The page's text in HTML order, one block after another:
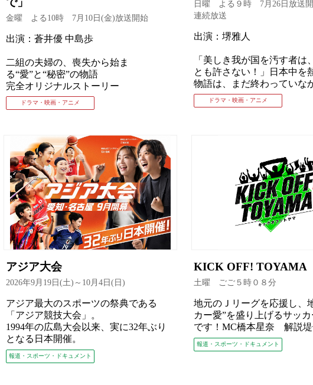
金曜 よる10時 7月10日(金)放送開始
出演：蒼井優 中島歩
⼆組の夫婦の、喪失から始ま
る“愛”と“秘密”の物語
完全オリジナルストーリー
ドラマ・映画・アニメ
日曜 よる９時 7月26日放送
連続放送
出演：堺雅人
「美しき我が国を汚す者は
とも許さない！」日本中を
物語は、まだ終わっていな
ドラマ・映画・アニメ
アジア大会
2026年9月19日(土)～10月4日(日)
アジア最大のスポーツの祭典である
「アジア競技大会」。
1994年の広島大会以来、実に32年ぶり
となる日本開催。
報道・スポーツ・ドキュメント
KICK OFF! TOYAMA
土曜 ごご５時０８分
地元のＪリーグを応援し、
カー愛”を盛り上げるサッ
です！MC橋本星奈 解説
報道・スポーツ・ドキュメント